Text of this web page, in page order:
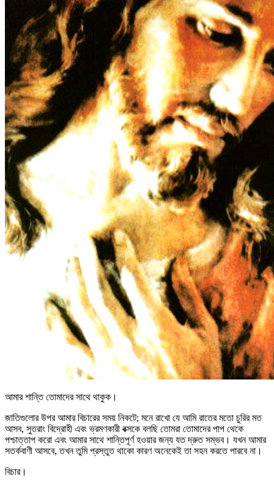
আমার শান্তি তোমাদের সাথে থাকুক।
জাতিগুলোর উপর আমার বিচারের সময় নিকটে; মনে রাখো যে আমি রাতের মতো চুরির মত
আসব, সুতরাং বিদ্রোহী এবং ভ্রমণকারী বক্সকে বলছি তোমরা তোমাদের পাপ থেকে
পশ্চাত্তাপ করো এবং আমার সাথে শান্তিপূর্ণ হওয়ার জন্য যত দ্রুত সম্ভব। যখন আমার
সতর্কবাণী আসবে, তখন তুমি প্রস্তুত থাকো কারণ অনেকেই তা সহন করতে পারবে না।
বিচার।